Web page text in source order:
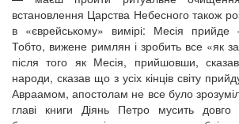
встановлення Царства Небесного також
в «єврейському» вимірі: Месія
Тобто, вижене римлян і зробить все «як
після того як Месія, прийшовши,
народи, сказав що з усіх кінців світу
Авраамом, апостолам не все було
главі книги Діянь Петро мусить